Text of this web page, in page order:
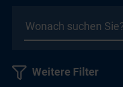
Weitere Filter